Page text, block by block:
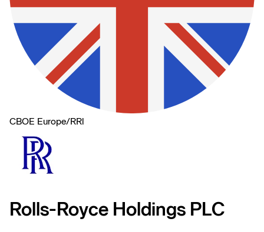
CBOE Europe/RRl
Rolls-Royce Holdings PLC